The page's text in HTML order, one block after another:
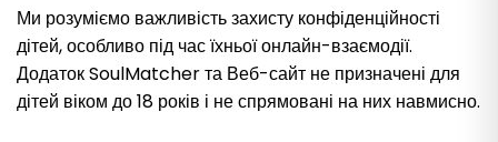
Ми розуміємо важливість захисту конфіденційності
дітей, особливо під час їхньої онлайн-взаємодії.
Додаток SoulMatcher та Веб-сайт не призначені для
дітей віком до 18 років і не спрямовані на них навмисно.